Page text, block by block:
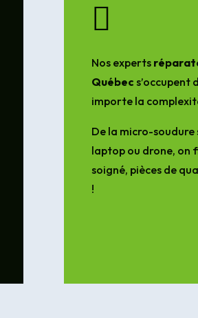

Nos experts
Québecs’occupent
importe la
De la micro-soudure
laptop ou drone, on
soigné, pièces de
!